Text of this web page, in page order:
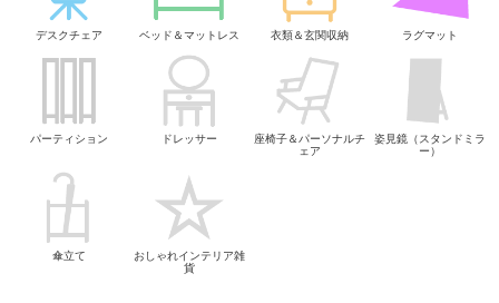
デスクチェア ベッド＆マットレス 衣類＆玄関収納 ラグマット
パーティション ドレッサー
座椅子＆パーソナルチ
ェア
姿見鏡（スタンドミラ
ー）
傘立て
おしゃれインテリア雑
貨